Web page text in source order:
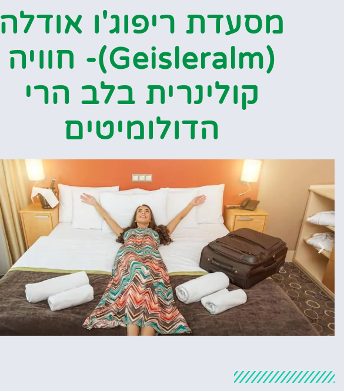
מסעדת ריפוג'ו אודלה
(Geisleralm)- חוויה
קולינרית בלב הרי
הדולומיטים
מלונות